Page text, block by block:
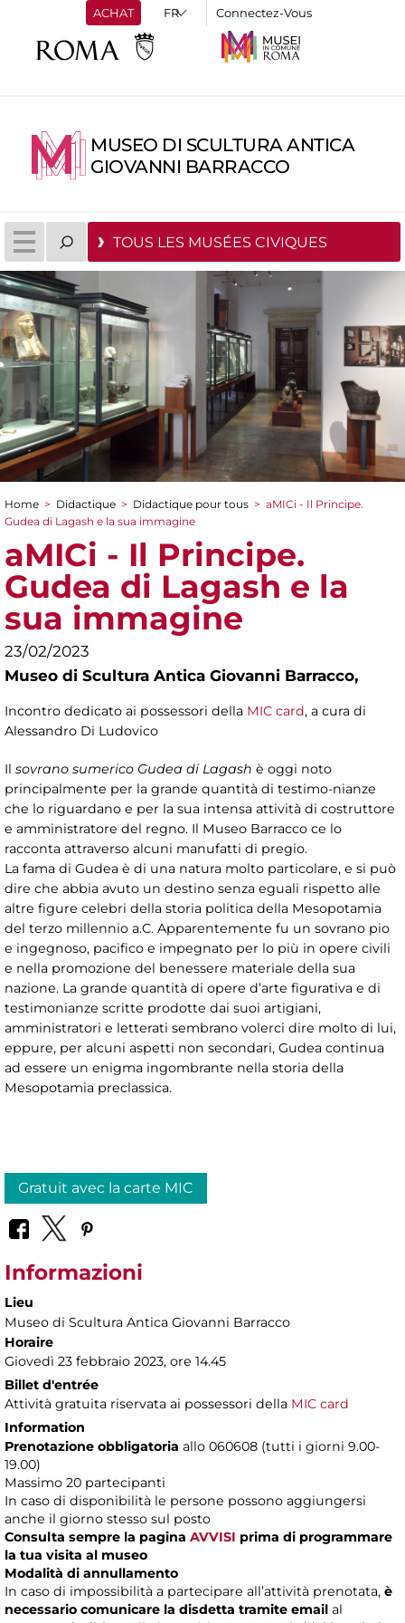
ACHAT Connectez-Vous
MUSEO DI SCULTURA ANTICA
GIOVANNI BARRACCO
TOUS LES MUSÉES CIVIQUES
You are here
Home > Didactique > Didactique pour tous > aMICi - Il Principe.
Gudea di Lagash e la sua immagine
aMICi - Il Principe.
Gudea di Lagash e la
sua immagine
23/02/2023
Museo di Scultura Antica Giovanni Barracco,
Incontro dedicato ai possessori della MIC card, a cura di
Alessandro Di Ludovico
Il sovrano sumerico Gudea di Lagash è oggi noto
principalmente per la grande quantità di testimo-nianze
che lo riguardano e per la sua intensa attività di costruttore
e amministratore del regno. Il Museo Barracco ce lo
racconta attraverso alcuni manufatti di pregio.
La fama di Gudea è di una natura molto particolare, e si può
dire che abbia avuto un destino senza eguali rispetto alle
altre figure celebri della storia politica della Mesopotamia
del terzo millennio a.C. Apparentemente fu un sovrano pio
e ingegnoso, pacifico e impegnato per lo più in opere civili
e nella promozione del benessere materiale della sua
nazione. La grande quantità di opere d’arte figurativa e di
testimonianze scritte prodotte dai suoi artigiani,
amministratori e letterati sembrano volerci dire molto di lui,
eppure, per alcuni aspetti non secondari, Gudea continua
ad essere un enigma ingombrante nella storia della
Mesopotamia preclassica.
Gratuit avec la carte MIC
Informazioni
Lieu
Museo di Scultura Antica Giovanni Barracco
Horaire
Giovedì 23 febbraio 2023, ore 14.45
Billet d'entrée
Attività gratuita riservata ai possessori della MIC card
Information
Prenotazione obbligatoria allo 060608 (tutti i giorni 9.00-
19.00)
Massimo 20 partecipanti
In caso di disponibilità le persone possono aggiungersi
anche il giorno stesso sul posto
Consulta sempre la pagina AVVISI prima di programmare
la tua visita al museo
Modalità di annullamento
In caso di impossibilità a partecipare all’attività prenotata, è
necessario comunicare la disdetta tramite email al